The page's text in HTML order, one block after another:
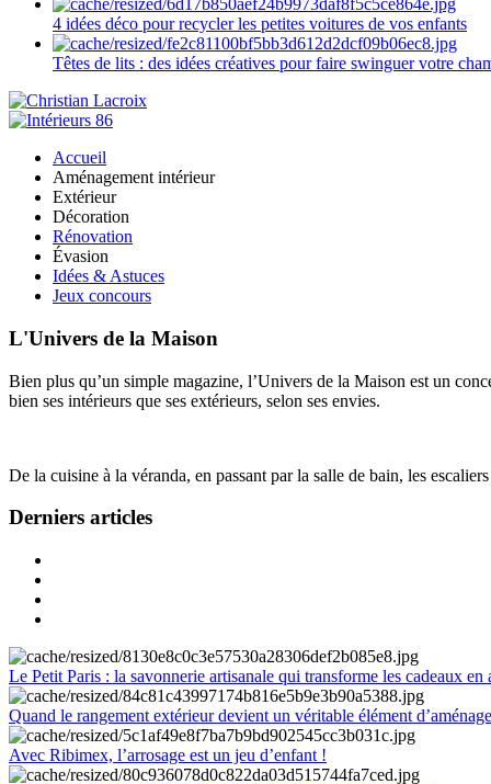
4 idées déco pour recycler les petites voitures de vos enfants
Têtes de lits : des idées créatives pour faire swinguer votre
Accueil
Aménagement intérieur
Extérieur
Décoration
Rénovation
Évasion
Idées & Astuces
Jeux concours
L'Univers de la Maison
Bien plus qu’un simple magazine, l’Univers de la Maison est un
bien ses intérieurs que ses extérieurs, selon ses envies.
De la cuisine à la véranda, en passant par la salle de bain, les
Derniers articles
Le Petit Paris : la savonnerie artisanale qui transforme les cadeaux en
Quand le rangement extérieur devient un véritable élément
Avec Ribimex, l’arrosage est un jeu d’enfant !